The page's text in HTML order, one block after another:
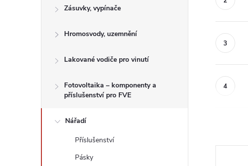
l
Zásuvky, vypínače
Hromosvody, uzemnění
Lakované vodiče pro vinutí
Fotovoltaika – komponenty a
příslušenství pro FVE
Nářadí
Příslušenství
Pásky